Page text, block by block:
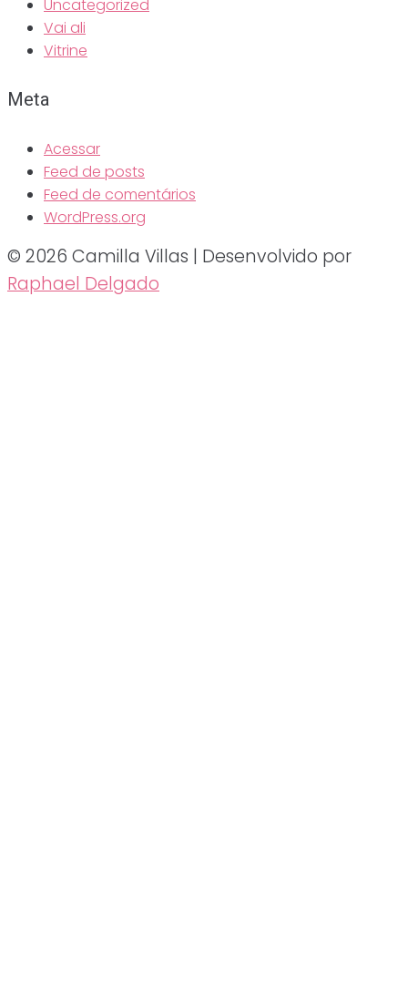
Uncategorized
Vai ali
Vitrine
Meta
Acessar
Feed de posts
Feed de comentários
WordPress.org
© 2026 Camilla Villas | Desenvolvido por
Raphael Delgado